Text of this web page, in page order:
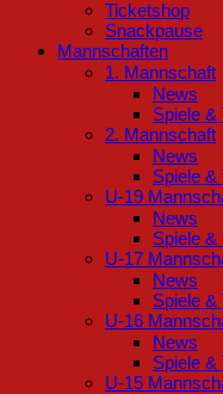
Ticketshop
Snackpause
Mannschaften
1. Mannschaft
News
Spiele &
2. Mannschaft
News
Spiele &
U-19
News
Spiele &
U-17
News
Spiele &
U-16
News
Spiele &
U-15